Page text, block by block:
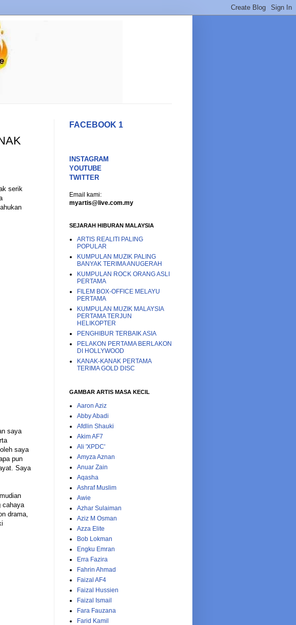
serik
saya
saya
pun
Saya
cahaya
drama,
FACEBOOK 1
INSTAGRAM
YOUTUBE
TWITTER
Email kami:
myartis@live.com.my
SEJARAH HIBURAN MALAYSIA
ARTIS REALITI PALING
POPULAR
KUMPULAN MUZIK PALING
BANYAK TERIMA ANUGERAH
KUMPULAN ROCK ORANG ASLI
PERTAMA
FILEM BOX-OFFICE MELAYU
PERTAMA
KUMPULAN MUZIK MALAYSIA
PERTAMA TERJUN
HELIKOPTER
PENGHIBUR TERBAIK ASIA
PELAKON PERTAMA BERLAKON
DI HOLLYWOOD
KANAK-KANAK PERTAMA
TERIMA GOLD DISC
GAMBAR ARTIS MASA KECIL
Aaron Aziz
Abby Abadi
Afdlin Shauki
Akim AF7
Ali 'XPDC'
Amyza Aznan
Anuar Zain
Aqasha
Ashraf Muslim
Awie
Azhar Sulaiman
Aziz M Osman
Azza Elite
Bob Lokman
Engku Emran
Erra Fazira
Fahrin Ahmad
Faizal AF4
Faizal Hussien
Faizal Ismail
Fara Fauzana
Farid Kamil